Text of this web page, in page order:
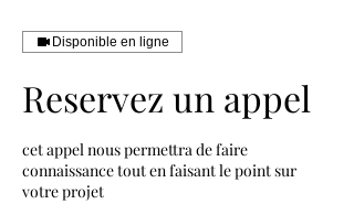
Disponible en ligne
Reservez un appel
cet appel nous permettra de faire
connaissance tout en faisant le point sur
votre projet